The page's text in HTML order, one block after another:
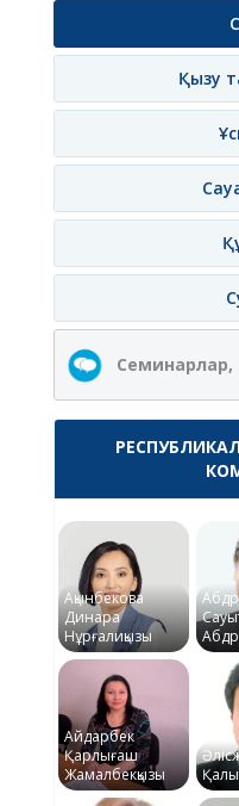
Қызу
Ақынбекова
Динара
Нұрғалиқызы
Айдарбек
Қарлығаш
Жамалбекқызы